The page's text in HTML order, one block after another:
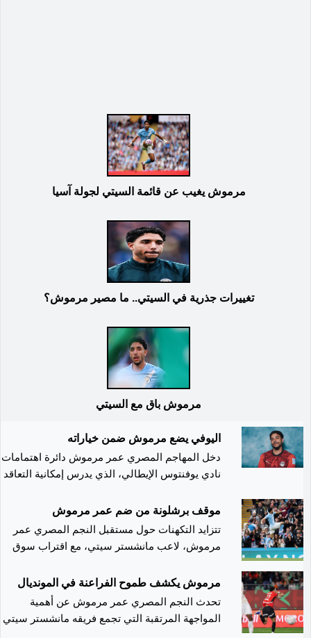
مرموش يغيب عن قائمة السيتي لجولة آسيا
تغييرات جذرية في السيتي.. ما مصير مرموش؟
مرموش باق مع السيتي
اليوفي يضع مرموش ضمن خياراته
دخل المهاجم المصري عمر مرموش دائرة اهتمامات
نادي يوفنتوس الإيطالي، الذي يدرس إمكانية التعاقد
لتعزيز القدرات الهجومية للفريق. وبحسب صحيفة
"توتو سبورت"، فإن الجهاز الفني ليوفنتوس يتابع
مرموش عن كثب، في ظل القناعة بإمكاناته الفنية
الدوري الألماني. ويأتي اهتمام النادي الإيطالي
باللاعب في وقت يسعى فيه مرموش لاستعادة
الأساسية بعد موسم شهد مشاركات متباينة مع
موقف برشلونة من ضم عمر مرموش
تتزايد التكهنات حول مستقبل النجم المصري عمر
مرموش، لاعب مانشستر سيتي، مع اقتراب سوق
الأوروبية بالتعاقد معه.
مرموش يكشف طموح الفراعنة في المونديال
تحدث النجم المصري عمر مرموش عن أهمية
المواجهة المرتقبة التي تجمع فريقه مانشستر سيتي